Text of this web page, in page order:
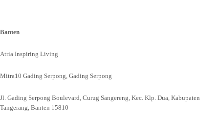
Banten
Atria Inspiring Living
Mitra10 Gading Serpong, Gading Serpong
Jl. Gading Serpong Boulevard, Curug Sangereng, Kec. Klp. Dua, Kabupaten
Tangerang, Banten 15810